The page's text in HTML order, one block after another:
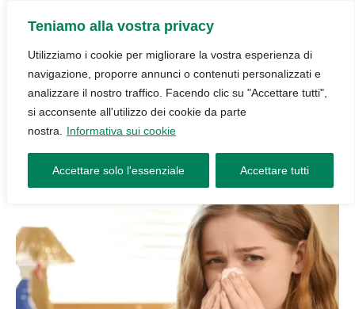
Teniamo alla vostra privacy
Utilizziamo i cookie per migliorare la vostra esperienza di
navigazione, proporre annunci o contenuti personalizzati e
analizzare il nostro traffico. Facendo clic su "Accettare tutti",
si acconsente all'utilizzo dei cookie da parte
nostra.
Informativa sui cookie
Accettare solo l'essenziale Accettare tutti